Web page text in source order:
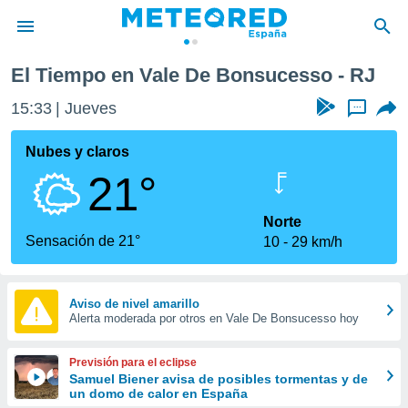
de
por
que se
calidad.
a este
las
y
forma
digital
basada
El Tiempo en Vale De Bonsucesso - RJ
15:33 Jueves ...
Nubes y claros
21°
Sensación de 21°
Norte
10
29 km/h
Aviso de nivel amarillo
Alerta moderada por otros en Vale De Bonsucesso hoy
Previsión para el eclipse
Samuel Biener avisa de posibles tormentas y de
un domo de calor en España